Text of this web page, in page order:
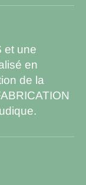
et une
en
de la